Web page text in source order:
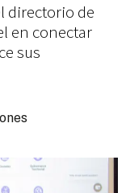
directorio de
en conectar
sus